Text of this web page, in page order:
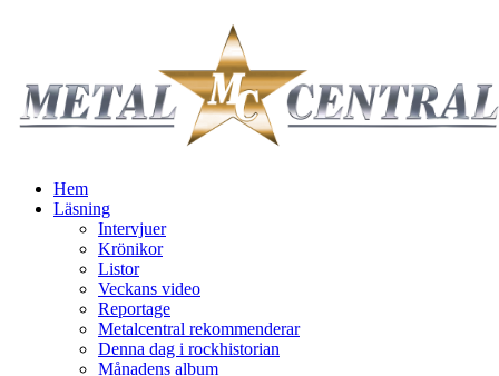
Hem
Läsning
Intervjuer
Krönikor
Listor
Veckans video
Reportage
Metalcentral rekommenderar
Denna dag i rockhistorian
Månadens album